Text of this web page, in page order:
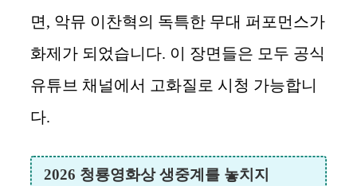
면, 악뮤 이찬혁의 독특한 무대 퍼포먼스가
화제가 되었습니다. 이 장면들은 모두 공식
유튜브 채널에서 고화질로 시청 가능합니
다.
2026 청룡영화상 생중계를 놓치지